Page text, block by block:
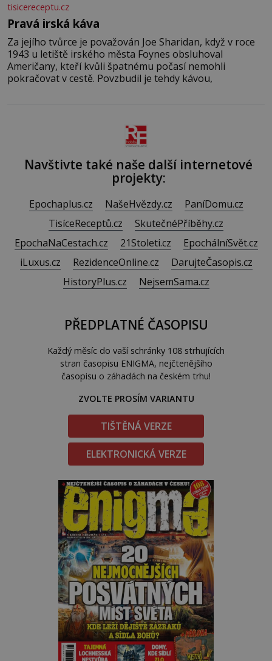
tisicereceptu.cz
Pravá irská káva
Za jejího tvůrce je považován Joe Sharidan, když v roce
1943 u letiště irského města Foynes obsluhoval
Američany, kteří kvůli špatnému počasí nemohli
pokračovat v cestě. Povzbudil je tehdy kávou,
Navštivte také naše další internetové
projekty:
Epochaplus.cz NašeHvězdy.cz
PaníDomu.cz
TisíceReceptů.cz
SkutečnéPříběhy.cz
EpochaNaCestach.cz
21Stoleti.cz
EpochálníSvět.cz
iLuxus.cz
RezidenceOnline.cz
DarujteČasopis.cz
HistoryPlus.cz
NejsemSama.cz
PŘEDPLATNÉ ČASOPISU
Každý měsíc do vaší schránky 108 strhujících
stran časopisu ENIGMA, nejčtenějšího
časopisu o záhadách na českém trhu!
ZVOLTE PROSÍM VARIANTU
TIŠTĚNÁ VERZE
ELEKTRONICKÁ VERZE